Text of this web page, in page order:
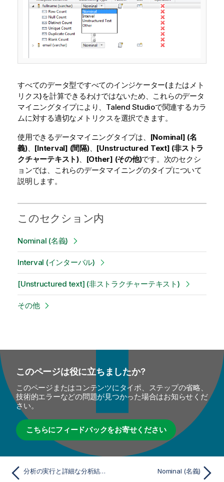
すべてのデータ型ですべてのインジケーター(またはメト
リクス)を計算できるわけではないため、これらのデータ
マイニングタイプにより、 Talend Studioで関連するカラ
ムに対する適切なメトリクスを選択できます。
使用できるデータマイニングタイプは、 [Nominal] (名
義)、 [Interval] (間隔)、 [Unstructured Text] (非ストラ
クチャーテキスト)、 [Other] (その他)です。次のセクシ
ョンでは、これらのデータマイニングのタイプについて
説明します。
このセクション内
Nominal (名義)
Interval (インターバル)
[Unstructured text] (非ストラクチャーテキスト)
その他
このページは役に立ちましたか?
このページまたはコンテンツにタイポ、ステップの省略、
技術的エラーなどの問題が見つかった場合はお知らせくだ
さい。
こちらにフィードバックをお寄せください
分析の実行と詳細な分析結果へのアクセス Nominal (名義)